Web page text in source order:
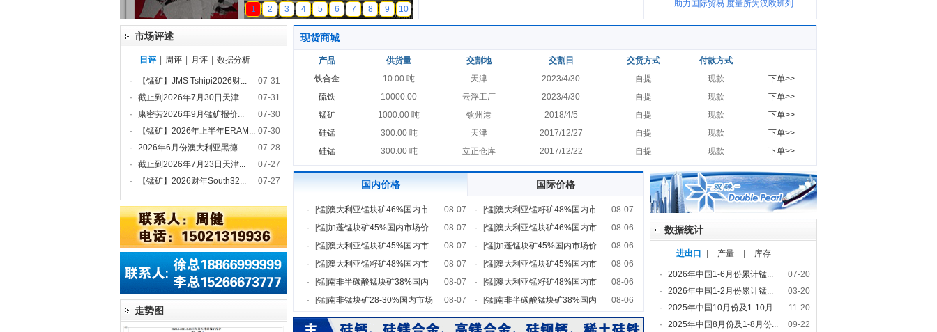
天磁锰业
1 2 3 4 5 6 7 8 9 10
助力国际贸易 度量所为汉欧班列
市场评述
日评 周评 月评 数据分析
· 【锰矿】JMS Tshipi2026财...
07-31
·
截止到2026年7月30日天津...
07-31
·
康密劳2026年9月锰矿报价...
07-30
·
【锰矿】2026年上半年ERAM... 07-30
·
2026年6月份澳大利亚黑德...
07-28
·
截止到2026年7月23日天津...
07-27
·
【锰矿】2026财年South32... 07-27
走势图
现货商城
产品 供货量 交割地 交割日 交货方式
付款方式
铁合金
10.00 吨 天津 2023/4/30 自提 现款
下单>>
硫铁
10000.00 云浮工厂 2023/4/30 自提 现款
下单>>
锰矿
1000.00 吨 钦州港 2018/4/5 自提 现款
下单>>
硅锰
300.00 吨 天津 2017/12/27 自提 现款
下单>>
硅锰
300.00 吨 立正仓库 2017/12/22 自提 现款 下单>>
国内价格 国际价格
· [锰]澳大利亚锰块矿46%国内市
08-07
·
[锰]加蓬锰块矿45%国内市场价
08-07
·
[锰]澳大利亚锰块矿45%国内市
08-07
·
[锰]澳大利亚锰籽矿48%国内市
08-07
·
[锰]南非半碳酸锰块矿38%国内
08-07
·
[锰]南非锰块矿28-30%国内市场 08-07
· [锰]澳大利亚锰籽矿48%国内市
08-07
·
[锰]澳大利亚锰块矿46%国内市
08-06
·
[锰]加蓬锰块矿45%国内市场价
08-06
·
[锰]澳大利亚锰块矿45%国内市
08-06
·
[锰]澳大利亚锰籽矿48%国内市
08-06
·
[锰]南非半碳酸锰块矿38%国内 08-06
数据统计
进出口 产量 库存
· 2026年中国1-6月份累计锰...
07-20
·
2026年中国1-2月份累计锰...
03-20
·
2025年中国10月份及1-10月...
11-20
·
2025年中国8月份及1-8月份...
09-22